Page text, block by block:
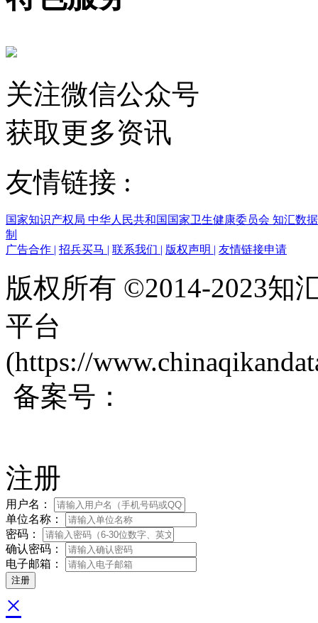
关注微信公众号
获取更多资讯
友情链接 :
国家知识产权局 中华人民共和国国家卫生健康委员会 知汇数
制
广告合作 | 招兵买马 | 联系我们 | 版权声明 | 友情链接申请
版权所有 ©2014-2023知
平台
(https://
备案号：
注册
用户名：
单位名称：
密码：
确认密码：
电子邮箱：
×